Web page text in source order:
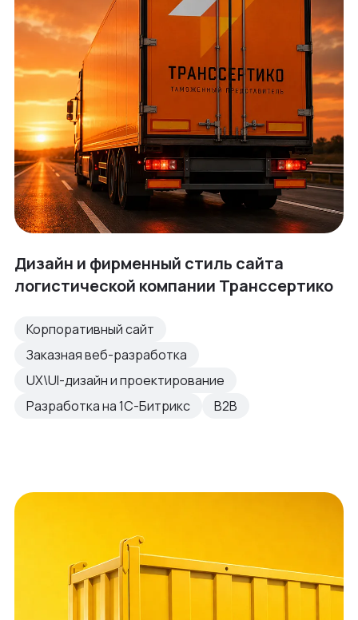
Дизайн и фирменный стиль сайта
логистической компании Транссертико
Корпоративный сайт
Заказная веб-разработка
UX\UI-дизайн и проектирование
Разработка на 1С-Битрикс
B2B